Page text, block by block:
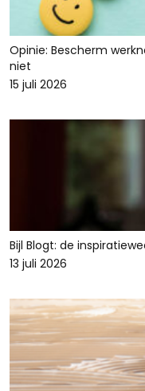
Opinie: Bescherm
niet
15 juli 2026
Bijl Blogt: de
13 juli 2026